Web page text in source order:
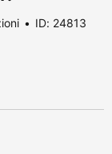
ID: 24813